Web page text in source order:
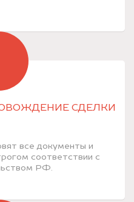
СДЕЛКИ
все документы и
соответствии с
РФ.